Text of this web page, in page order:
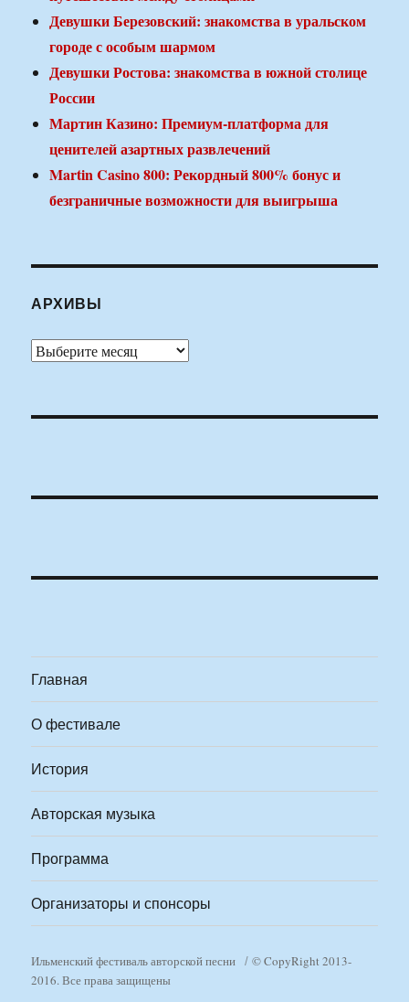
Девушки Березовский: знакомства в уральском
городе с особым шармом
Девушки Ростова: знакомства в южной столице
России
Мартин Казино: Премиум-платформа для
ценителей азартных развлечений
Martin Casino 800: Рекордный 800% бонус и
безграничные возможности для выигрыша
АРХИВЫ
Архивы
Главная
О фестивале
История
Авторская музыка
Программа
Организаторы и спонсоры
Ильменский фестиваль авторской песни
© CopyRight 2013-
2016. Все права защищены